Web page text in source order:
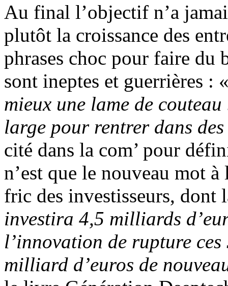
Au final l’objectif n’a
plutôt la croissance des
phrases choc pour faire du
sont ineptes et guerrières :
mieux une lame de
large pour rentrer dans des
cité dans la com’ pour
n’est que le nouveau mot
fric des investisseurs,
investira 4,5 milliards
l’innovation de rupture
milliard d’euros de